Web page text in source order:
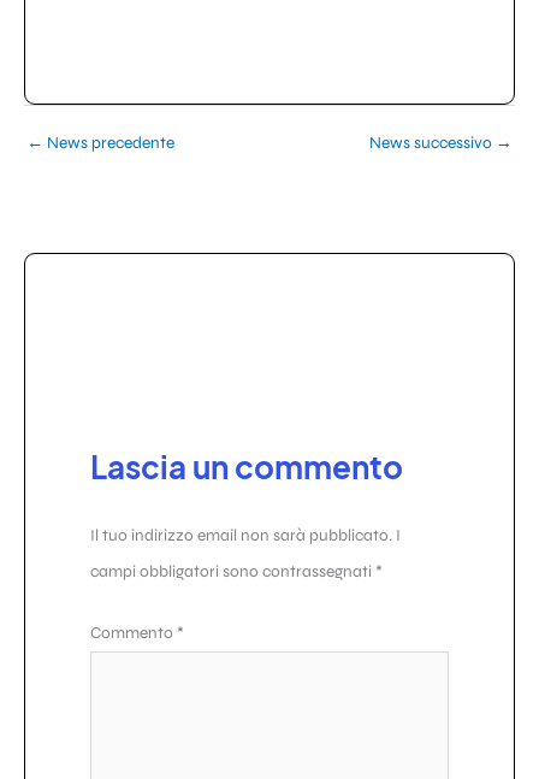
← News precedente News successivo →
Lascia un commento
Il tuo indirizzo email non sarà pubblicato. I
campi obbligatori sono contrassegnati *
Commento *